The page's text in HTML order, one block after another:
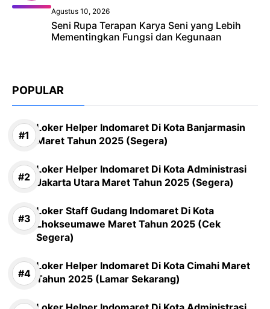
Agustus 10, 2026
Seni Rupa Terapan Karya Seni yang Lebih
Mementingkan Fungsi dan Kegunaan
POPULAR
Loker Helper Indomaret Di Kota Banjarmasin
Maret Tahun 2025 (Segera)
Loker Helper Indomaret Di Kota Administrasi
Jakarta Utara Maret Tahun 2025 (Segera)
Loker Staff Gudang Indomaret Di Kota
Lhokseumawe Maret Tahun 2025 (Cek
Segera)
Loker Helper Indomaret Di Kota Cimahi Maret
Tahun 2025 (Lamar Sekarang)